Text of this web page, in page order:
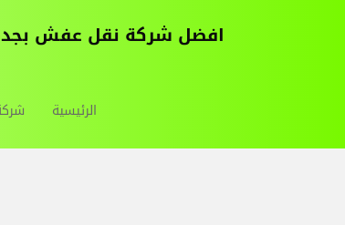
افضل شركة نقل عفش بجدة عمالة فلبينية 0543030037 خصم50%
الرئيسية